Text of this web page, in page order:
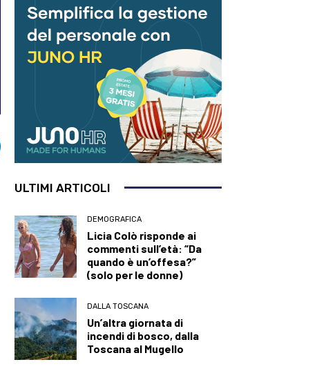
ULTIMI ARTICOLI
DEMOGRAFICA
Licia Colò risponde ai
commenti sull’età: “Da
quando è un’offesa?”
(solo per le donne)
DALLA TOSCANA
Un’altra giornata di
incendi di bosco, dalla
Toscana al Mugello